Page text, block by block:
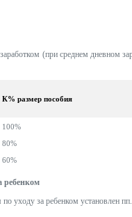
(при среднем дневном
К% размер пособия
100%
80%
60%
ребенком
уходу за ребенком установлен